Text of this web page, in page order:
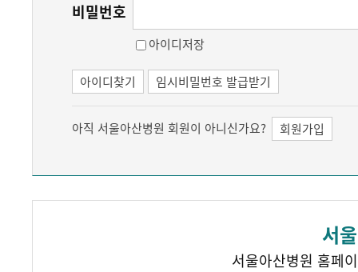
비밀번호
아이디저장
아이디찾기 임시비밀번호 발급받기
아직 서울아산병원 회원이 아니신가요? 회원가입
서
서울아산병원 홈페